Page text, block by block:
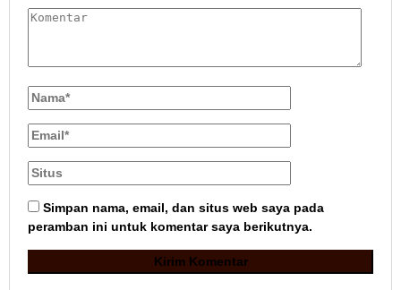
Simpan nama, email, dan situs web saya pada
peramban ini untuk komentar saya berikutnya.